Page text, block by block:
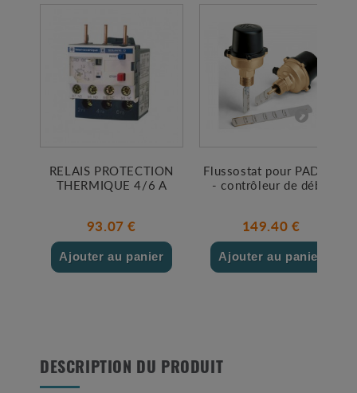
RELAIS PROTECTION
THERMIQUE 4/6 A
93.07 €
Ajouter au panier
Flussostat pour PAD 03
- contrôleur de débit
149.40 €
Ajouter au panier
DESCRIPTION DU PRODUIT